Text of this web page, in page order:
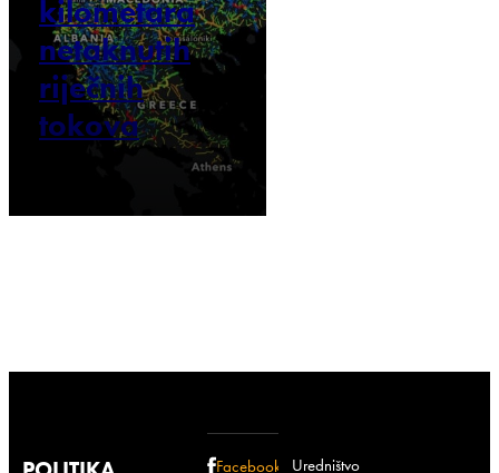
kilometara
netaknutih
riječnih
tokova
Facebook
Uredništvo